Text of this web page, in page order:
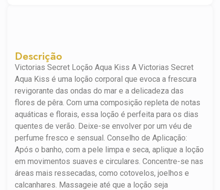
Descrição
Victorias Secret Loção Aqua Kiss A Victorias Secret
Aqua Kiss é uma loção corporal que evoca a frescura
revigorante das ondas do mar e a delicadeza das
flores de pêra. Com uma composição repleta de notas
aquáticas e florais, essa loção é perfeita para os dias
quentes de verão. Deixe-se envolver por um véu de
perfume fresco e sensual. Conselho de Aplicação:
Após o banho, com a pele limpa e seca, aplique a loção
em movimentos suaves e circulares. Concentre-se nas
áreas mais ressecadas, como cotovelos, joelhos e
calcanhares. Massageie até que a loção seja